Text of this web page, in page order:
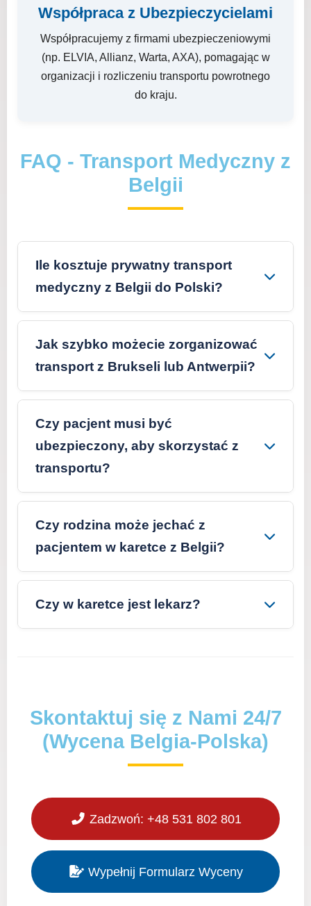
Współpraca z Ubezpieczycielami
Współpracujemy z firmami ubezpieczeniowymi
(np. ELVIA, Allianz, Warta, AXA), pomagając w
organizacji i rozliczeniu transportu powrotnego
do kraju.
FAQ - Transport Medyczny z
Belgii
Ile kosztuje prywatny transport
medyczny z Belgii do Polski?
Jak szybko możecie zorganizować
transport z Brukseli lub Antwerpii?
Czy pacjent musi być
ubezpieczony, aby skorzystać z
transportu?
Czy rodzina może jechać z
pacjentem w karetce z Belgii?
Czy w karetce jest lekarz?
Skontaktuj się z Nami 24/7
(Wycena Belgia-Polska)
Zadzwoń: +48 531 802 801
Wypełnij Formularz Wyceny